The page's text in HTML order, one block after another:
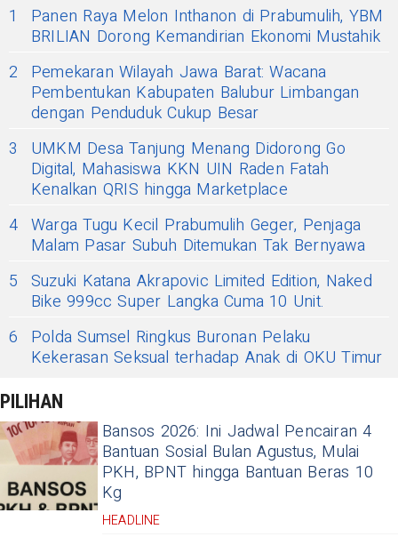
1
Panen Raya Melon Inthanon di Prabumulih, YBM
BRILIAN Dorong Kemandirian Ekonomi Mustahik
2
Pemekaran Wilayah Jawa Barat: Wacana
Pembentukan Kabupaten Balubur Limbangan
dengan Penduduk Cukup Besar
3
UMKM Desa Tanjung Menang Didorong Go
Digital, Mahasiswa KKN UIN Raden Fatah
Kenalkan QRIS hingga Marketplace
4 Warga Tugu Kecil Prabumulih Geger, Penjaga
Malam Pasar Subuh Ditemukan Tak Bernyawa
5 Suzuki Katana Akrapovic Limited Edition, Naked
Bike 999cc Super Langka Cuma 10 Unit.
6
Polda Sumsel Ringkus Buronan Pelaku
Kekerasan Seksual terhadap Anak di OKU Timur
PILIHAN
Bansos 2026: Ini Jadwal Pencairan 4
Bantuan Sosial Bulan Agustus, Mulai
PKH, BPNT hingga Bantuan Beras 10
Kg
HEADLINE